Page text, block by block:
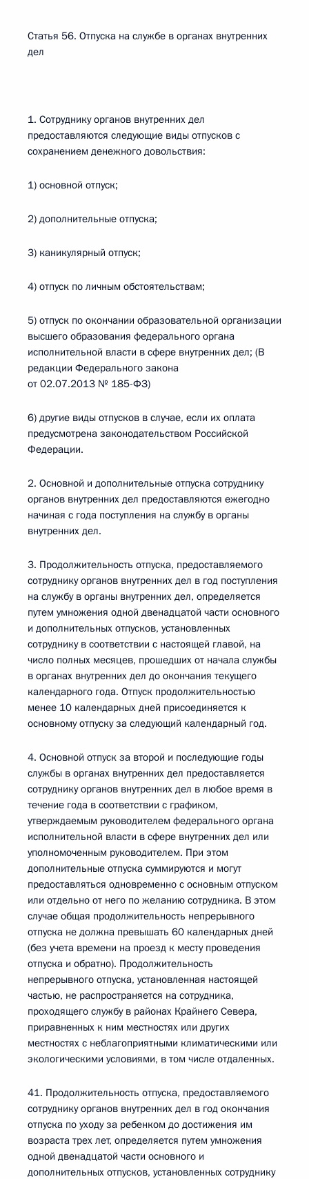
Статья 56. Отпуска на службе в органах внутренних
дел
1. Сотруднику органов внутренних дел
предоставляются следующие виды отпусков с
сохранением денежного довольствия:
1) основной отпуск;
2) дополнительные отпуска;
3) каникулярный отпуск;
4) отпуск по личным обстоятельствам;
5) отпуск по окончании образовательной организации
высшего образования федерального органа
исполнительной власти в сфере внутренних дел; (В
редакции Федерального закона
от 02.07.2013 № 185-ФЗ)
6) другие виды отпусков в случае, если их оплата
предусмотрена законодательством Российской
Федерации.
2. Основной и дополнительные отпуска сотруднику
органов внутренних дел предоставляются ежегодно
начиная с года поступления на службу в органы
внутренних дел.
3. Продолжительность отпуска, предоставляемого
сотруднику органов внутренних дел в год поступления
на службу в органы внутренних дел, определяется
путем умножения одной двенадцатой части основного
и дополнительных отпусков, установленных
сотруднику в соответствии с настоящей главой, на
число полных месяцев, прошедших от начала службы
в органах внутренних дел до окончания текущего
календарного года. Отпуск продолжительностью
менее 10 календарных дней присоединяется к
основному отпуску за следующий календарный год.
4. Основной отпуск за второй и последующие годы
службы в органах внутренних дел предоставляется
сотруднику органов внутренних дел в любое время в
течение года в соответствии с графиком,
утверждаемым руководителем федерального органа
исполнительной власти в сфере внутренних дел или
уполномоченным руководителем. При этом
дополнительные отпуска суммируются и могут
предоставляться одновременно с основным отпуском
или отдельно от него по желанию сотрудника. В этом
случае общая продолжительность непрерывного
отпуска не должна превышать 60 календарных дней
(без учета времени на проезд к месту проведения
отпуска и обратно). Продолжительность
непрерывного отпуска, установленная настоящей
частью, не распространяется на сотрудника,
проходящего службу в районах Крайнего Севера,
приравненных к ним местностях или других
местностях с неблагоприятными климатическими или
экологическими условиями, в том числе отдаленных.
41. Продолжительность отпуска, предоставляемого
сотруднику органов внутренних дел в год окончания
отпуска по уходу за ребенком до достижения им
возраста трех лет, определяется путем умножения
одной двенадцатой части основного и
дополнительных отпусков, установленных сотруднику